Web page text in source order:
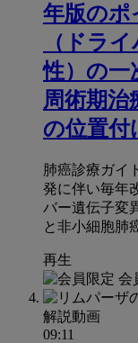
年版の
（ドラ
性）の一
周術期
の位置付
肺癌診療ガイ
発に伴い毎年
バー遺伝子変
と非小細胞肺
再生
会
解説動画
09:11